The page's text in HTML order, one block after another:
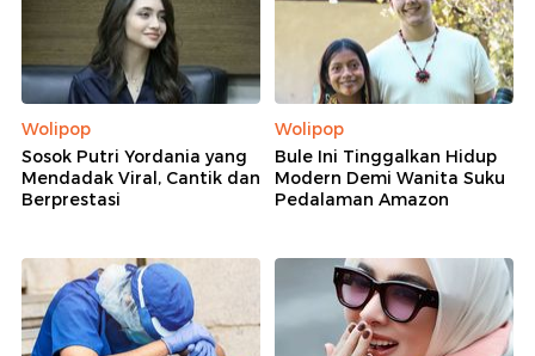
Wolipop
Sosok Putri Yordania yang
Mendadak Viral, Cantik dan
Berprestasi
Wolipop
Bule Ini Tinggalkan Hidup
Modern Demi Wanita Suku
Pedalaman Amazon